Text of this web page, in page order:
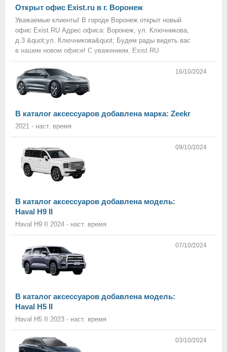
Открыт офис Exist.ru в г. Воронеж
Уважаемые клиенты! В городе Воронеж открыт новый
офис Exist.RU Адрес офиса: Воронеж, ул. Ключникова,
д.3 &quot;ул. Ключникова&quot; Будем рады видеть вас
в нашем новом офисе! С уважением, Exist.RU
16/10/2024
В каталог аксессуаров добавлена марка: Zeekr
2021 - наст. время
09/10/2024
В каталог аксессуаров добавлена модель:
Haval H9 II
Haval H9 II 2024 - наст. время
07/10/2024
В каталог аксессуаров добавлена модель:
Haval H5 II
Haval H5 II 2023 - наст. время
03/10/2024